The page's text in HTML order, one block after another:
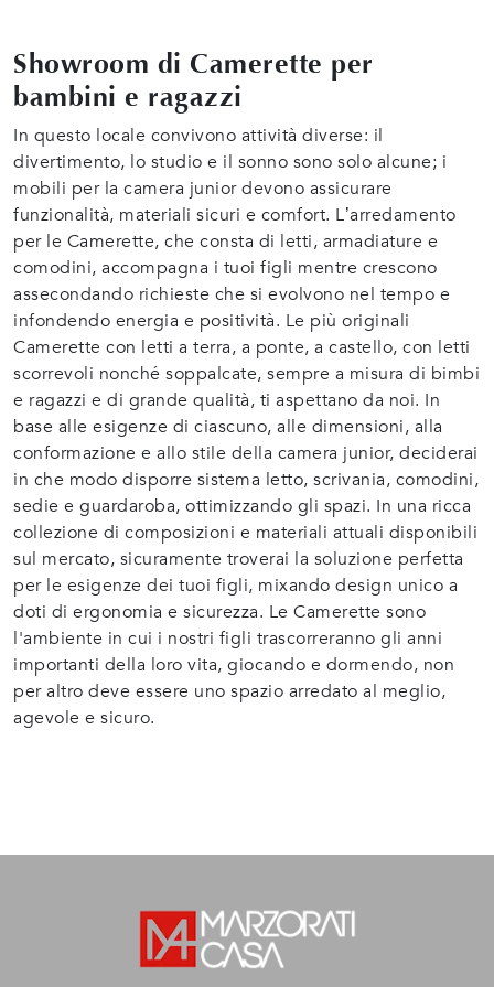
Showroom di Camerette per
bambini e ragazzi
In questo locale convivono attività diverse: il
divertimento, lo studio e il sonno sono solo alcune; i
mobili per la camera junior devono assicurare
funzionalità, materiali sicuri e comfort. L’arredamento
per le Camerette, che consta di letti, armadiature e
comodini, accompagna i tuoi figli mentre crescono
assecondando richieste che si evolvono nel tempo e
infondendo energia e positività. Le più originali
Camerette con letti a terra, a ponte, a castello, con letti
scorrevoli nonché soppalcate, sempre a misura di bimbi
e ragazzi e di grande qualità, ti aspettano da noi. In
base alle esigenze di ciascuno, alle dimensioni, alla
conformazione e allo stile della camera junior, deciderai
in che modo disporre sistema letto, scrivania, comodini,
sedie e guardaroba, ottimizzando gli spazi. In una ricca
collezione di composizioni e materiali attuali disponibili
sul mercato, sicuramente troverai la soluzione perfetta
per le esigenze dei tuoi figli, mixando design unico a
doti di ergonomia e sicurezza. Le Camerette sono
l'ambiente in cui i nostri figli trascorreranno gli anni
importanti della loro vita, giocando e dormendo, non
per altro deve essere uno spazio arredato al meglio,
agevole e sicuro.